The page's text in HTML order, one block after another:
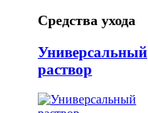
Средства ухода
Универсальный
раствор